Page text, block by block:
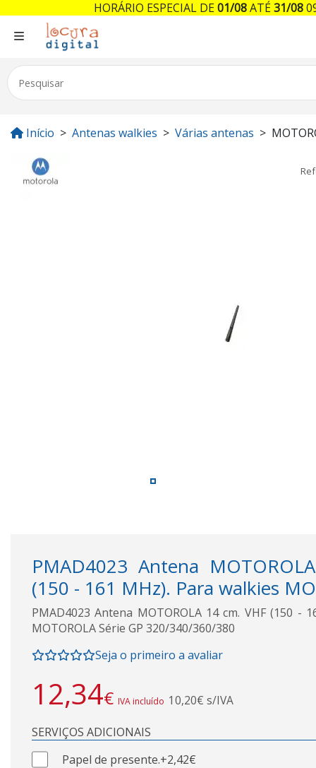
Início Antenas walkies Várias antenas
PMAD4023 Antena
(150 - 161 MHz). Para walkies
PMAD4023 Antena MOTOROLA 14 cm. VHF (150 -
MOTOROLA Série GP 320/340/360/380
Seja o primeiro a avaliar
12,34€ IVA incluído 10,20€ s/IVA
SERVIÇOS ADICIONAIS
Papel de presente.+2,42€
HORÁRIO ESPECIAL DE01/08ATÉ31/08